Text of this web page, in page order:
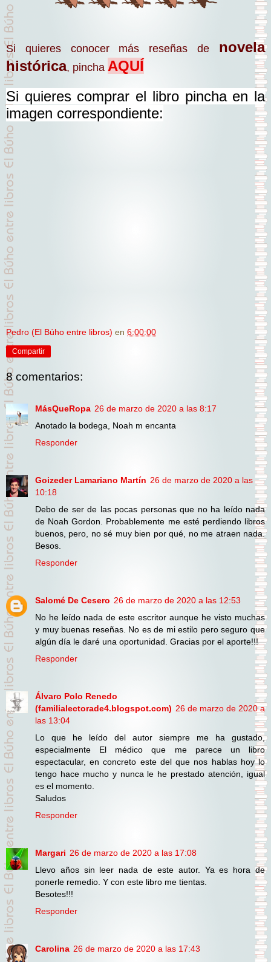
Si quieres conocer más reseñas de novela
histórica, pincha AQUÍ
Si quieres comprar el libro pincha en la
imagen correspondiente:
Pedro (El Búho entre libros) en 6:00:00
Compartir
8 comentarios:
MásQueRopa 26 de marzo de 2020 a las 8:17
Anotado la bodega, Noah m encanta
Responder
Goizeder Lamariano Martín 26 de marzo de 2020 a las
10:18
Debo de ser de las pocas personas que no ha leído nada
de Noah Gordon. Probablemente me esté perdiendo libros
buenos, pero, no sé muy bien por qué, no me atraen nada.
Besos.
Responder
Salomé De Cesero 26 de marzo de 2020 a las 12:53
No he leído nada de este escritor aunque he visto muchas
y muy buenas reseñas. No es de mi estilo pero seguro que
algún día le daré una oportunidad. Gracias por el aporte!!!
Responder
Álvaro Polo Renedo
(familialectorade4.blogspot.com) 26 de marzo de 2020 a
las 13:04
Lo que he leído del autor siempre me ha gustado,
especialmente El médico que me parece un libro
espectacular, en concreto este del que nos hablas hoy lo
tengo hace mucho y nunca le he prestado atención, igual
es el momento.
Saludos
Responder
Margari 26 de marzo de 2020 a las 17:08
Llevo años sin leer nada de este autor. Ya es hora de
ponerle remedio. Y con este libro me tientas.
Besotes!!!
Responder
Carolina 26 de marzo de 2020 a las 17:43